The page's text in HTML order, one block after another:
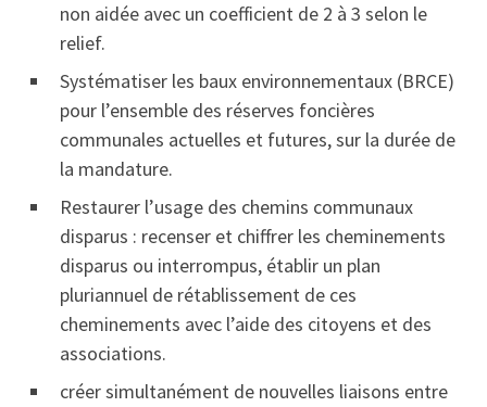
non aidée avec un coefficient de 2 à 3 selon le
relief.
Systématiser les baux environnementaux (BRCE)
pour l’ensemble des réserves foncières
communales actuelles et futures, sur la durée de
la mandature.
Restaurer l’usage des chemins communaux
disparus : recenser et chiffrer les cheminements
disparus ou interrompus, établir un plan
pluriannuel de rétablissement de ces
cheminements avec l’aide des citoyens et des
associations.
créer simultanément de nouvelles liaisons entre